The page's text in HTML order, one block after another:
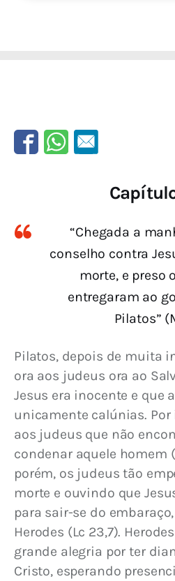
“Chegada a
conselho contra
morte, e preso
entregaram ao
Pilatos”
Pilatos, depois de muita
ora aos judeus ora ao
Jesus era inocente e que
unicamente calúnias. Por
aos judeus que não
condenar aquele homem
porém, os judeus tão
morte e ouvindo que
para sair-se do
Herodes (Lc 23,7).
grande alegria por ter
Cristo, esperando